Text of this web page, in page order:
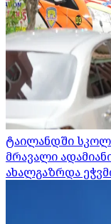
ტაილანდში
მრავალი
ახალგაზრდა